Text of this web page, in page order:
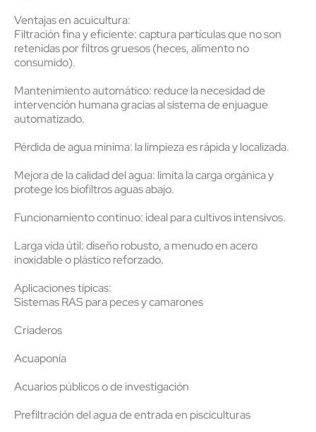
Ventajas en acuicultura:
Filtración fina y eficiente:captura partículas que no son
retenidas por filtros gruesos (heces, alimento no
consumido).
Mantenimiento automático: reduce la necesidad de
intervención humana gracias al sistema de enjuague
automatizado.
Pérdida de agua mínima: la limpieza es rápida y localizada.
Mejora de la calidad del agua: limita la carga orgánica y
protege los biofiltros aguas abajo.
Funcionamiento continuo: ideal para cultivos intensivos.
Larga vida útil:diseño robusto, a menudo en acero
inoxidable o plástico reforzado.
Aplicaciones típicas:
Sistemas RAS para peces y camarones
Criaderos
Acuaponía
Acuarios públicos o de investigación
Prefiltración del agua de entrada en pisciculturas